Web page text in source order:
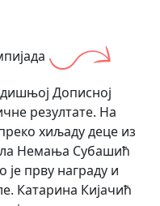
Дописној
резултате. На
хиљаду деце из
Немања Субашић
је прву награду и
Катарина Кијачић